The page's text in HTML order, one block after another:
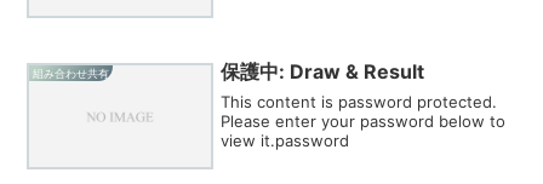
組み合わせ共有 保護中: Draw & Result
This content is password protected.
Please enter your password below to
view it.password